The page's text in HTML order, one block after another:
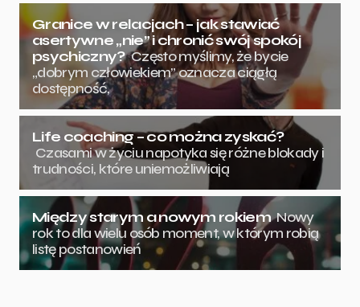
Granice w relacjach – jak stawiać
asertywne „nie” i chronić swój spokój
psychiczny? Często myślimy, że bycie
„dobrym człowiekiem” oznacza ciągłą
dostępność,
Life coaching – co można zyskać?
Czasami w życiu napotyka się różne blokady i
trudności, które uniemożliwiają
Między starym a nowym rokiem Nowy
rok to dla wielu osób moment, w którym robią
listę postanowień